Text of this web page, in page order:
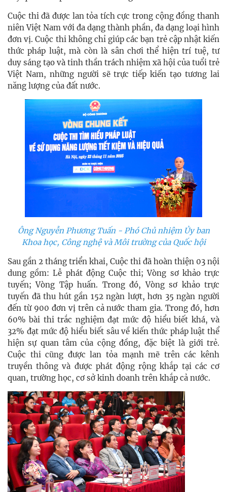
Cuộc thi đã được lan tỏa tích cực trong cộng đồng thanh
niên Việt Nam với đa dạng thành phần, đa dạng loại hình
đơn vị. Cuộc thi không chỉ giúp các bạn trẻ cập nhật kiến
thức pháp luật, mà còn là sân chơi thể hiện trí tuệ, tư
duy sáng tạo và tinh thần trách nhiệm xã hội của tuổi trẻ
Việt Nam, những người sẽ trực tiếp kiến tạo tương lai
năng lượng của đất nước.
Ông Nguyễn Phương Tuấn - Phó Chủ nhiệm Ủy ban
Khoa học, Công nghệ và Môi trường của Quốc hội
Sau gần 2 tháng triển khai, Cuộc thi đã hoàn thiện 03 nội
dung gồm: Lễ phát động Cuộc thi; Vòng sơ khảo trực
tuyến; Vòng Tập huấn. Trong đó, Vòng sơ khảo trực
tuyến đã thu hút gần 152 ngàn lượt, hơn 35 ngàn người
đến từ 900 đơn vị trên cả nước tham gia. Trong đó, hơn
60% bài thi trắc nghiệm đạt mức độ hiểu biết khá, và
32% đạt mức độ hiểu biết sâu về kiến thức pháp luật thể
hiện sự quan tâm của cộng đồng, đặc biệt là giới trẻ.
Cuộc thi cũng được lan tỏa mạnh mẽ trên các kênh
truyền thông và được phát động rộng khắp tại các cơ
quan, trường học, cơ sở kinh doanh trên khắp cả nước.